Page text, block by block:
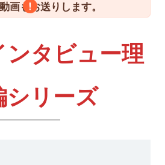
画もお送りします。
ンタビュー理
シリーズ